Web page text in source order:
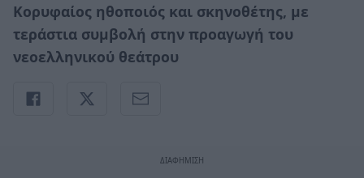
Κορυφαίος ηθοποιός και σκηνοθέτης, με
τεράστια συμβολή στην προαγωγή του
νεοελληνικού θεάτρου